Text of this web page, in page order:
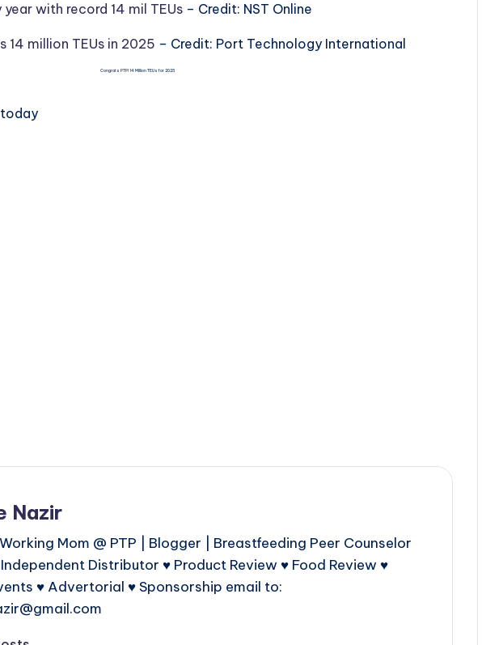
with record 14 mil TEUs – Credit: NST Online
14 million TEUs in 2025 – Credit: Port Technology International
Congrats PTP! 14 Million TEUs for 2025
today
Nazir
Mom @ PTP | Blogger | Breastfeeding Peer Counselor
Independent Distributor ♥ Product Review ♥ Food Review ♥
♥ Advertorial ♥ Sponsorship email to: